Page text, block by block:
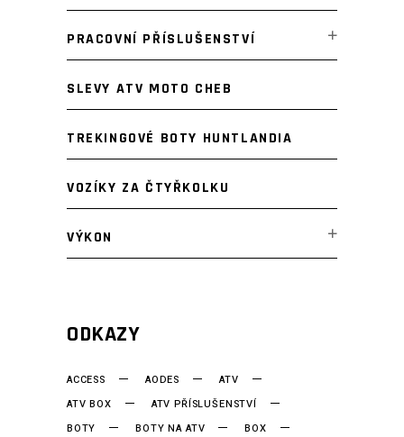
PRACOVNÍ PŘÍSLUŠENSTVÍ
SLEVY ATV MOTO CHEB
TREKINGOVÉ BOTY HUNTLANDIA
VOZÍKY ZA ČTYŘKOLKU
VÝKON
ODKAZY
ACCESS AODES
ATV
ATV BOX
ATV PŘÍSLUŠENSTVÍ
BOTY
BOTY NA ATV
BOX